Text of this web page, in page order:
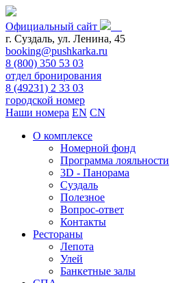
Официальный сайт
г. Суздаль, ул. Ленина, 45
booking@pushkarka.ru
8 (800) 350 53 03
отдел бронирования
8 (49231) 2 33 03
городской номер
Наши номера EN CN
О комплексе
Номерной фонд
Программа лояльности
3D - Панорама
Суздаль
Полезное
Вопрос-ответ
Контакты
Рестораны
Лепота
Улей
Банкетные залы